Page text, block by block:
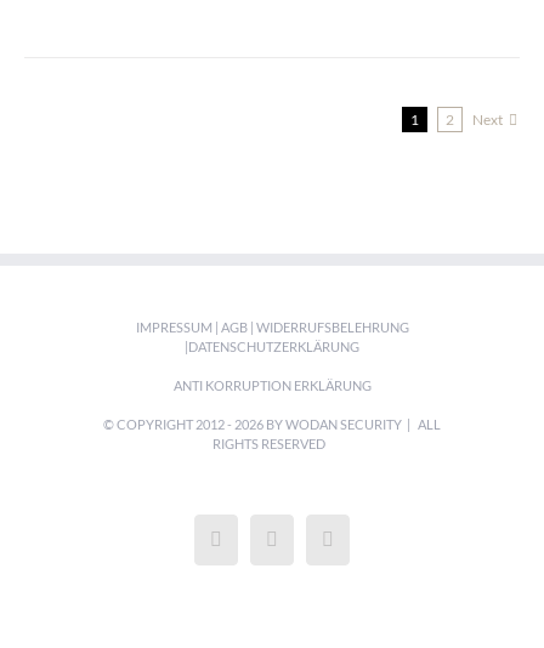
1 2 Next
IMPRESSUM AGB| WIDERRUFSBELEHRUNG
DATENSCHUTZERKLÄRUNG
ANTI KORRUPTION ERKLÄRUNG
© COPYRIGHT 2012 - 2026 BY WODAN SECURITY | ALL
RIGHTS RESERVED